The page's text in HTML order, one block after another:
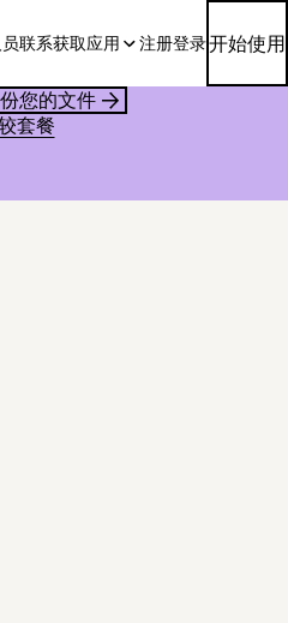
联系获取应用 注册登录开始使用
您的文件
套餐